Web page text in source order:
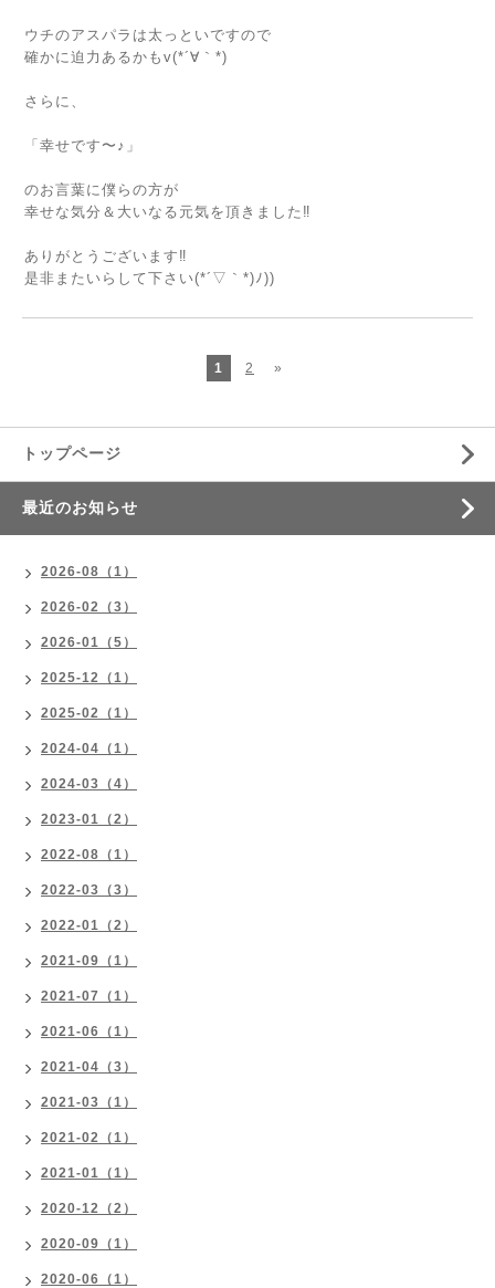
ウチのアスパラは太っといですので
確かに迫力あるかもv(*´∀｀*)
さらに、
「幸せです〜♪」
のお言葉に僕らの方が
幸せな気分＆大いなる元気を頂きました‼
ありがとうございます‼
是非またいらして下さい(*´▽｀*)ﾉ))
1 2 »
トップページ
最近のお知らせ
2026-08（1）
2026-02（3）
2026-01（5）
2025-12（1）
2025-02（1）
2024-04（1）
2024-03（4）
2023-01（2）
2022-08（1）
2022-03（3）
2022-01（2）
2021-09（1）
2021-07（1）
2021-06（1）
2021-04（3）
2021-03（1）
2021-02（1）
2021-01（1）
2020-12（2）
2020-09（1）
2020-06（1）